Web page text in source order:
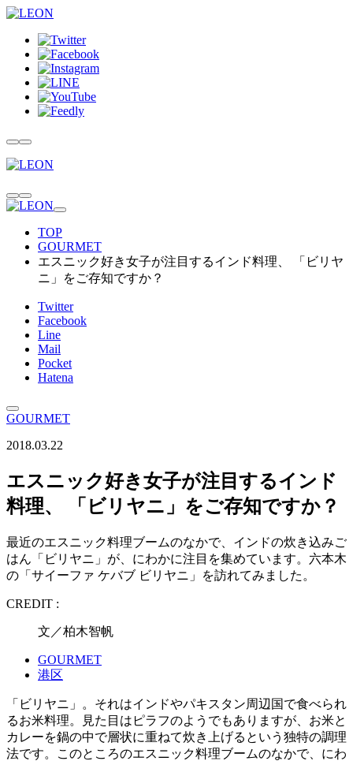
TOP
GOURMET
エスニック好き女子が注目するインド料理、 「ビリヤ
ニ」をご存知ですか？
Twitter
Facebook
Line
Mail
Pocket
Hatena
GOURMET
2018.03.22
エスニック好き女子が注目するインド
料理、 「ビリヤニ」をご存知ですか？
最近のエスニック料理ブームのなかで、インドの炊き込みご
はん「ビリヤニ」が、にわかに注目を集めています。六本木
の「サイーファ ケバブ ビリヤニ」を訪れてみました。
CREDIT :
文／柏木智帆
GOURMET
港区
「ビリヤニ」。それはインドやパキスタン周辺国で食べられ
るお米料理。見た目はピラフのようでもありますが、お米と
カレーを鍋の中で層状に重ねて炊き上げるという独特の調理
法です。このところのエスニック料理ブームのなかで、にわ